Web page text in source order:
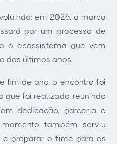
em 2026, a marca
por um processo de
o ecossistema que vem
dos últimos anos.
fim de ano, o encontro foi
que foi realizado, reunindo
dedicação, parceria e
também serviu
e preparar o time para os